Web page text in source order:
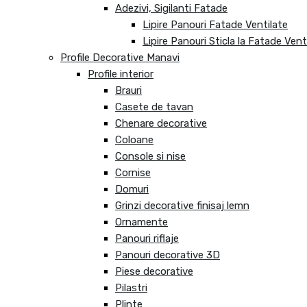
Adezivi, Sigilanti Fatade
Lipire Panouri Fatade Ventilate
Lipire Panouri Sticla la Fatade
Profile Decorative Manavi
Profile interior
Brauri
Casete de tavan
Chenare decorative
Coloane
Console si nise
Cornise
Domuri
Grinzi decorative finisaj lemn
Ornamente
Panouri riflaje
Panouri decorative 3D
Piese decorative
Pilastri
Plinte